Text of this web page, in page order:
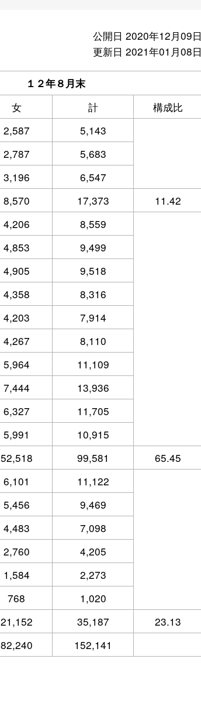
公開日 2020年12月09日
更新日 2021年01月08日
１２年８月末
女 計
構成比
2,587
5,143
2,787
5,683
3,196
6,547
8,570 17,373
11.42
4,206
8,559
4,853
9,499
4,905
9,518
4,358
8,316
4,203
7,914
4,267
8,110
5,964
11,109
7,444
13,936
6,327
11,705
5,991
10,915
52,518 99,581
65.45
6,101
11,122
5,456
9,469
4,483
7,098
2,760
4,205
1,584
2,273
768
1,020
21,152 35,187
23.13
82,240 152,141